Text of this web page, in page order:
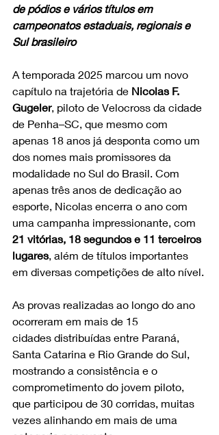
de pódios e vários títulos em
campeonatos estaduais, regionais e
Sul brasileiro
A temporada 2025 marcou um novo
capítulo na trajetória de Nicolas F.
Gugeler, piloto de Velocross da cidade
de Penha–SC, que mesmo com
apenas 18 anos já desponta como um
dos nomes mais promissores da
modalidade no Sul do Brasil. Com
apenas três anos de dedicação ao
esporte, Nicolas encerra o ano com
uma campanha impressionante, com
21 vitórias, 18 segundos e 11 terceiros
lugares, além de títulos importantes
em diversas competições de alto nível.
As provas realizadas ao longo do ano
ocorreram em mais de 15
cidades distribuídas entre Paraná,
Santa Catarina e Rio Grande do Sul,
mostrando a consistência e o
comprometimento do jovem piloto,
que participou de 30 corridas, muitas
vezes alinhando em mais de uma